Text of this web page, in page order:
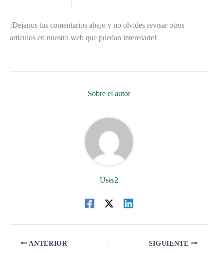
¡Dejanos tus comentarios abajo y no olvides revisar otros
artículos en nuestra web que puedan interesarte!
Sobre el autor
User2
ANTERIOR SIGUIENTE